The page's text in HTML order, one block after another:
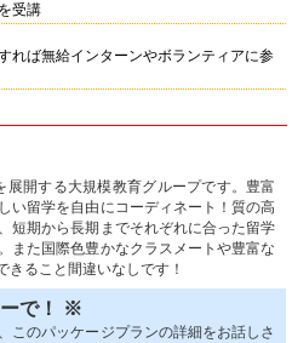
受講
れば無給インターンやボランティアに参
展開する大規模教育グループです。豊富
い留学を自由にコーディネート！質の高
短期から長期までそれぞれに合った留学
また国際色豊かなクラスメートや豊富な
きること間違いなしです！
で！ ※
このパッケージプランの詳細をお話しさ